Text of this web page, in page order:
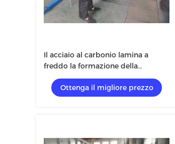
Il acciaio al carbonio lamina a
freddo la formazione della
macchina
Ottenga il migliore prezzo